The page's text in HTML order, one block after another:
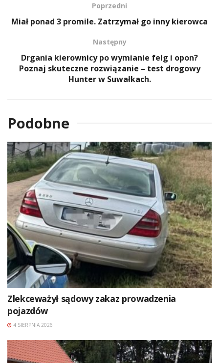
Poprzedni
Miał ponad 3 promile. Zatrzymał go inny kierowca
Następny
Drgania kierownicy po wymianie felg i opon?
Poznaj skuteczne rozwiązanie – test drogowy
Hunter w Suwałkach.
Podobne
Zlekceważył sądowy zakaz prowadzenia
pojazdów
4 SIERPNIA 2026